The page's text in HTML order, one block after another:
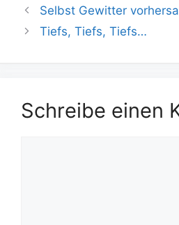
Selbst Gewitter
Tiefs, Tiefs, Tiefs…
Schreibe einen